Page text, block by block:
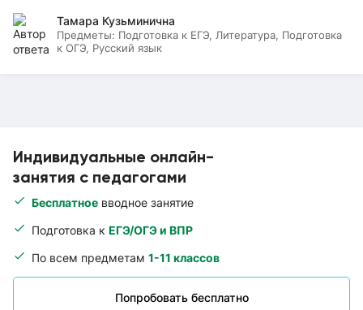
Индивидуальные онлайн-
занятия с педагогами
Бесплатное вводное занятие
Подготовка к ЕГЭ/ОГЭ и ВПР
По всем предметам 1-11 классов
Попробовать бесплатно
Тамара Кузьминична
Предметы: Подготовка к ЕГЭ, Литература, Подготовка
к ОГЭ, Русский язык